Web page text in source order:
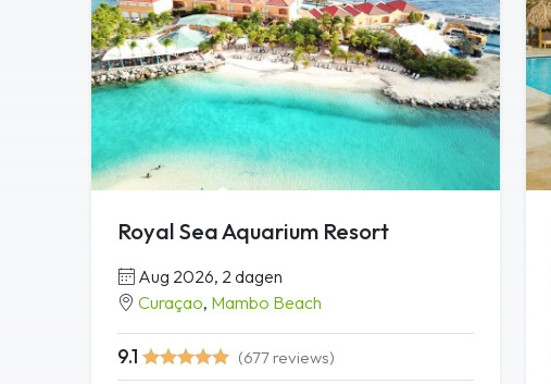
Royal Sea Aquarium Resort
Aug 2026, 2 dagen
Curaçao, Mambo Beach
9.1 (677 reviews)